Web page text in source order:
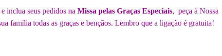
inclua seus pedidos na Missa pelas Graças Especiais, peça à Nossa
família todas as graças e bençãos. Lembro que a ligação é gratuita!